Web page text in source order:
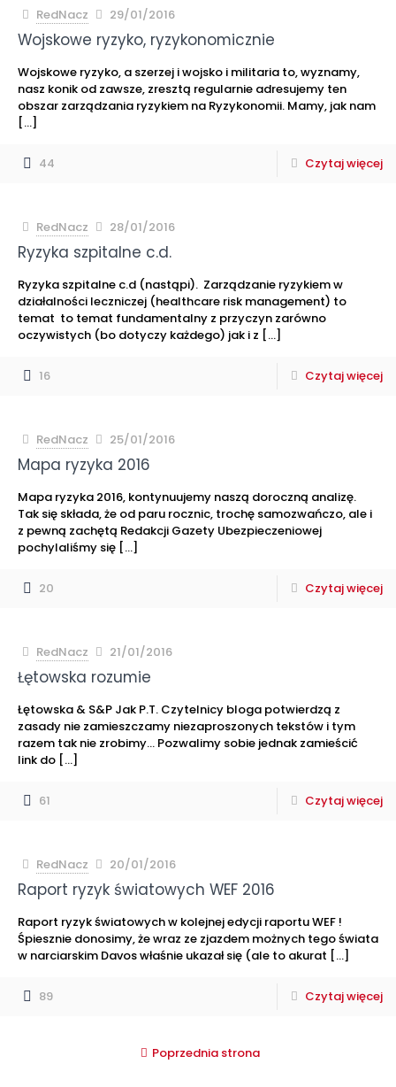
RedNacz 29/01/2016
Wojskowe ryzyko, ryzykonomicznie
Wojskowe ryzyko, a szerzej i wojsko i militaria to, wyznamy,
nasz konik od zawsze, zresztą regularnie adresujemy ten
obszar zarządzania ryzykiem na Ryzykonomii. Mamy, jak nam
[…]
44 Czytaj więcej
RedNacz 28/01/2016
Ryzyka szpitalne c.d.
Ryzyka szpitalne c.d (nastąpi). Zarządzanie ryzykiem w
działalności leczniczej (healthcare risk management) to
temat to temat fundamentalny z przyczyn zarówno
oczywistych (bo dotyczy każdego) jak i z […]
16 Czytaj więcej
RedNacz 25/01/2016
Mapa ryzyka 2016
Mapa ryzyka 2016, kontynuujemy naszą doroczną analizę.
Tak się składa, że od paru rocznic, trochę samozwańczo, ale i
z pewną zachętą Redakcji Gazety Ubezpieczeniowej
pochylaliśmy się […]
20 Czytaj więcej
RedNacz 21/01/2016
Łętowska rozumie
Łętowska & S&P Jak P.T. Czytelnicy bloga potwierdzą z
zasady nie zamieszczamy niezaproszonych tekstów i tym
razem tak nie zrobimy… Pozwalimy sobie jednak zamieścić
link do […]
61 Czytaj więcej
RedNacz 20/01/2016
Raport ryzyk światowych WEF 2016
Raport ryzyk światowych w kolejnej edycji raportu WEF !
Śpiesznie donosimy, że wraz ze zjazdem możnych tego świata
w narciarskim Davos właśnie ukazał się (ale to akurat […]
89 Czytaj więcej
Poprzednia strona